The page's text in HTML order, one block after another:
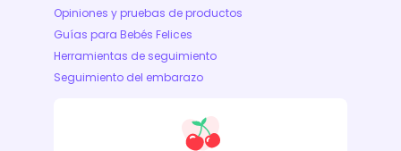
Opiniones y pruebas de productos
Guías para Bebés Felices
Herramientas de seguimiento
Seguimiento del embarazo